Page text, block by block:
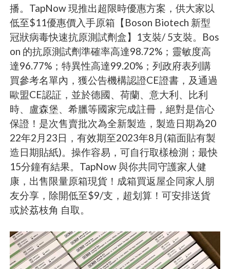
播。TapNow 現推出超限時優惠方案，供大家以
低至$11優惠價入手原箱【Boson Biotech 新型
冠狀病毒快速抗原測試劑盒】1支裝/ 5支裝。Bos
on 的抗原測試劑準確率高達98.72%；靈敏度高
達96.77%；特異性高達99.20%；列政府表列購
買參考名單內，獲公告機構認證CE證書，及通過
歐盟CE認証，並於德國、荷蘭、意大利、比利
時、盧森堡、希臘等國家完成註冊，絕對是信心
保證！是次售賣批次為全新製造，製造日期為20
22年2月23日，有效期至2023年8月(箱面貼有製
造日期貼紙)。操作容易，可自行取樣檢測；最快
15分鐘有結果。TapNow 與你共同守護家人健
康，出售限量原箱現貨！成箱買返屋企同家人朋
友分享，除開低至$9/支，超划算！可安排送貨
或於荔枝角 自取。